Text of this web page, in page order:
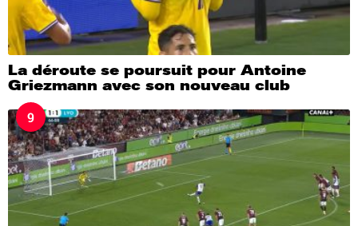
La déroute se poursuit pour Antoine
Griezmann avec son nouveau club
9